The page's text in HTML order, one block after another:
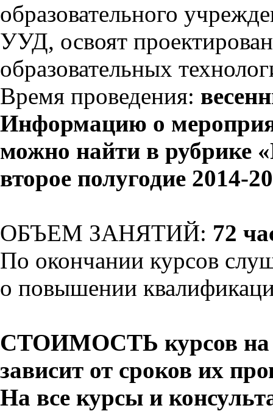
образовательного
УУД, освоят
образовательных
Время проведения:
Информацию о
можно найти в рубрике
второе полугодие 2014-
ОБЪЕМ ЗАНЯТИЙ: 72
По окончании курсов
о повышении
СТОИМОСТЬ курсов
зависит от сроков их
На все курсы и